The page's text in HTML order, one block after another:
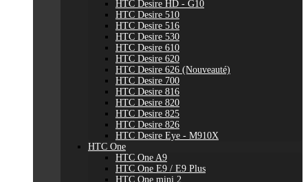
HTC Desire HD - G10
HTC Desire 510
HTC Desire 516
HTC Desire 530
HTC Desire 610
HTC Desire 620
HTC Desire 626 (Nouveauté)
HTC Desire 700
HTC Desire 816
HTC Desire 820
HTC Desire 825
HTC Desire 826
HTC Desire Eye - M910X
HTC One
HTC One A9
HTC One E9 / E9 Plus
HTC One mini 2